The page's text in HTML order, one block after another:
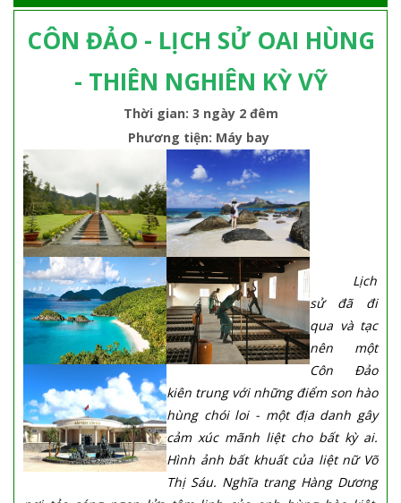
CÔN ĐẢO - LỊCH SỬ OAI HÙNG
- THIÊN NGHIÊN KỲ VỸ
Thời gian: 3 ngày 2 đêm
Phương tiện: Máy bay
Lịch
sử đã đi
qua và tạc
nên một
Côn Đảo
kiên trung với những điểm son hào
hùng chói loi - một địa danh gây
cảm xúc mãnh liệt cho bất kỳ ai.
Hình ảnh bất khuất của liệt nữ Võ
Thị Sáu. Nghĩa trang Hàng Dương